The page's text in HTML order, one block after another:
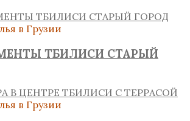
в Грузии
ТБИЛИСИ СТАРЫЙ
в Грузии